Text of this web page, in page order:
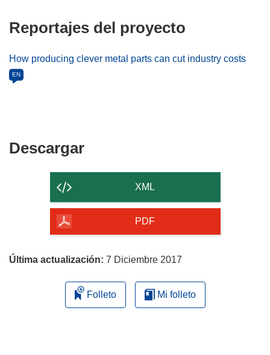
Reportajes del proyecto
How producing clever metal parts can cut industry costs
EN
DescargarDescargar
contenido
de
página
XML
PDF
Última actualización: 7 Diciembre 2017
Folleto Mi folleto